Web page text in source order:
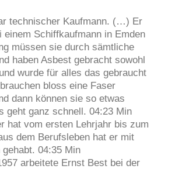
technischer Kaufmann. (…) Er
einem Schiffkaufmann in Emden
müssen sie durch sämtliche
haben Asbest gebracht sowohl
wurde für alles das gebraucht
bloss eine Faser
dann können sie so etwas
geht ganz schnell. 04:23 Min
hat vom ersten Lehrjahr bis zum
dem Berufsleben hat er mit
04:35 Min
arbeitete Ernst Best bei der